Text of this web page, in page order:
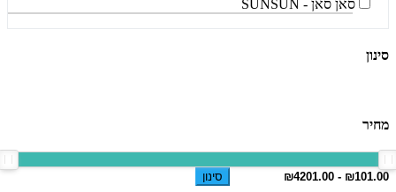
סאן סאן - SUNSUN
סינון
מחיר
סינון